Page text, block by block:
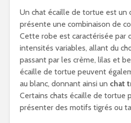
Un chat écaille de tortue est un
présente une combinaison de
Cette robe est caractérisée par
intensités variables, allant du
passant par les crème, lilas et
écaille de tortue peuvent
au blanc, donnant ainsi un chat
Certains chats écaille de tortue
présenter des motifs tigrés ou